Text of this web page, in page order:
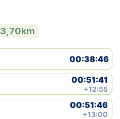
3,70km
00:38:46
00:51:41
+12:55
00:51:46
+13:00